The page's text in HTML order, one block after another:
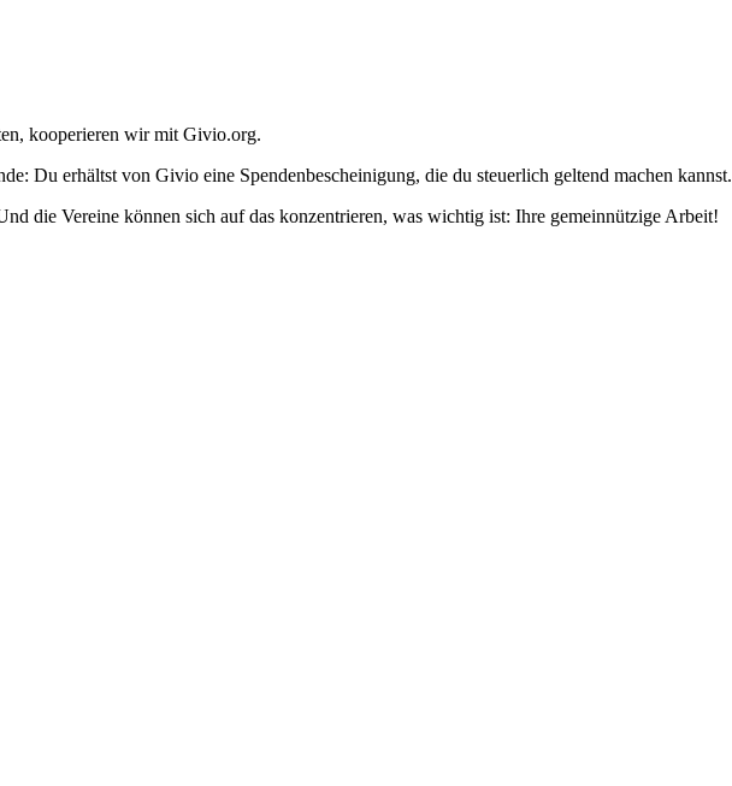
kooperieren wir mit Givio.org.
Du erhältst von Givio eine Spendenbescheinigung, die du steuerlich geltend machen kannst.
die Vereine können sich auf das konzentrieren, was wichtig ist: Ihre gemeinnützige Arbeit!